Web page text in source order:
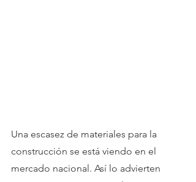
Una escasez de materiales para la
construcción se está viendo en el
mercado nacional. Así lo advierten